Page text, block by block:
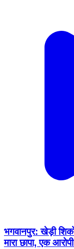
भगवानपुर: खेड़ी
मारा छापा, एक